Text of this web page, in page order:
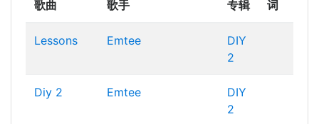
歌曲 歌手 专辑
词
Lessons Emtee
DIY
2
Diy 2 Emtee
DIY
2